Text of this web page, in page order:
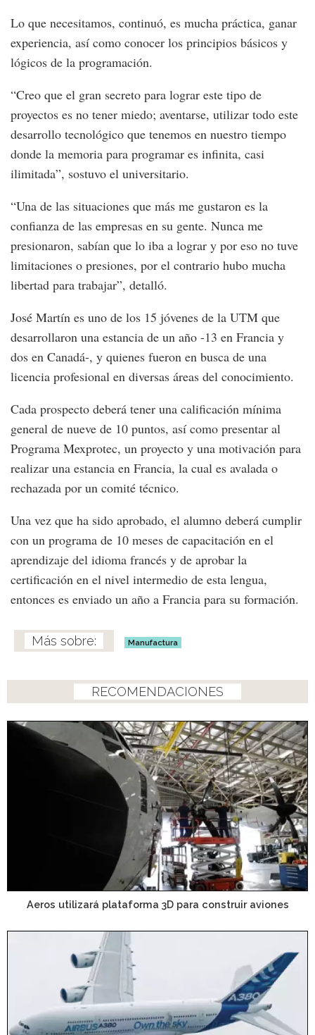
Lo que necesitamos, continuó, es mucha práctica, ganar
experiencia, así como conocer los principios básicos y
lógicos de la programación.
“Creo que el gran secreto para lograr este tipo de
proyectos es no tener miedo; aventarse, utilizar todo este
desarrollo tecnológico que tenemos en nuestro tiempo
donde la memoria para programar es infinita, casi
ilimitada”, sostuvo el universitario.
“Una de las situaciones que más me gustaron es la
confianza de las empresas en su gente. Nunca me
presionaron, sabían que lo iba a lograr y por eso no tuve
limitaciones o presiones, por el contrario hubo mucha
libertad para trabajar”, detalló.
José Martín es uno de los 15 jóvenes de la UTM que
desarrollaron una estancia de un año -13 en Francia y
dos en Canadá-, y quienes fueron en busca de una
licencia profesional en diversas áreas del conocimiento.
Cada prospecto deberá tener una calificación mínima
general de nueve de 10 puntos, así como presentar al
Programa Mexprotec, un proyecto y una motivación para
realizar una estancia en Francia, la cual es avalada o
rechazada por un comité técnico.
Una vez que ha sido aprobado, el alumno deberá cumplir
con un programa de 10 meses de capacitación en el
aprendizaje del idioma francés y de aprobar la
certificación en el nivel intermedio de esta lengua,
entonces es enviado un año a Francia para su formación.
Manufactura
RECOMENDACIONES
Aeros utilizará plataforma 3D para construir aviones